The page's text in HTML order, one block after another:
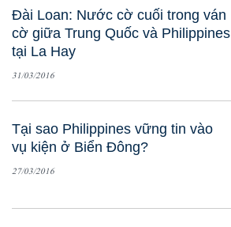
Đài Loan: Nước cờ cuối trong ván
cờ giữa Trung Quốc và Philippines
tại La Hay
31/03/2016
Tại sao Philippines vững tin vào
vụ kiện ở Biển Đông?
27/03/2016